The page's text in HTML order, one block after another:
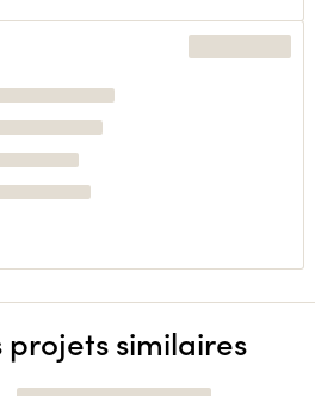
projets similaires